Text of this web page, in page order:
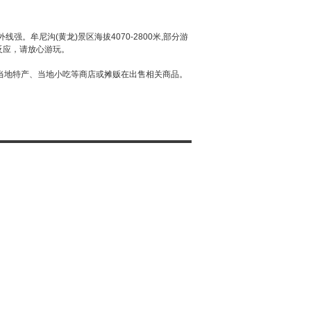
线强。牟尼沟(黄龙)景区海拔4070-2800米,部分游
，请放心游玩。
特产、当地小吃等商店或摊贩在出售相关商品。